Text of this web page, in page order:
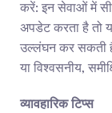
करें: इन सेवाओं में
अपडेट करता है तो
उल्लंघन कर सकती
या विश्वसनीय,
व्यावहारिक टिप्स